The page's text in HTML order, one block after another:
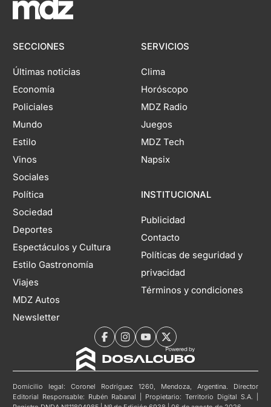
SECCIONES
Últimas noticias
Economía
Policiales
Mundo
Estilo
Vinos
Sociales
Política
Sociedad
Deportes
Espectáculos y Cultura
Estilo Gastronomía
Viajes
MDZ Autos
Newsletter
SERVICIOS
Clima
Horóscopo
MDZ Radio
Juegos
MDZ Tech
Napsix
INSTITUCIONAL
Publicidad
Contacto
Políticas de seguridad y
privacidad
Términos y condiciones
Domicilio legal: Coronel Rodríguez 1260, Mendoza, Argentina. Director
Editorial Responsable: Rubén Rabanal | Propietario: Territorio Digital S.A. |